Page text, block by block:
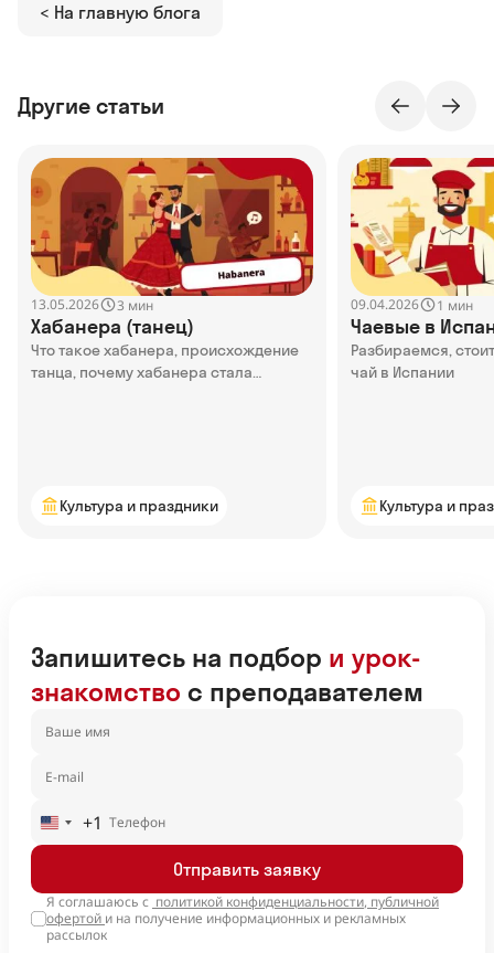
< На главную блога
Другие статьи
13.05.2026 3 мин
Хабанера (танец)
Что такое хабанера, происхождение
танца, почему хабанера стала
Культура и праздники
09.04.2026 1 мин
Чаевые в
Разбираемся,
чай в Испании
Культура и
Запишитесь на подбор и урок-
знакомство с преподавателем
United
States
+1
Отправить заявку
Я соглашаюсь с политикой конфиденциальности, публичной
офертой и на получение информационных и рекламных
рассылок